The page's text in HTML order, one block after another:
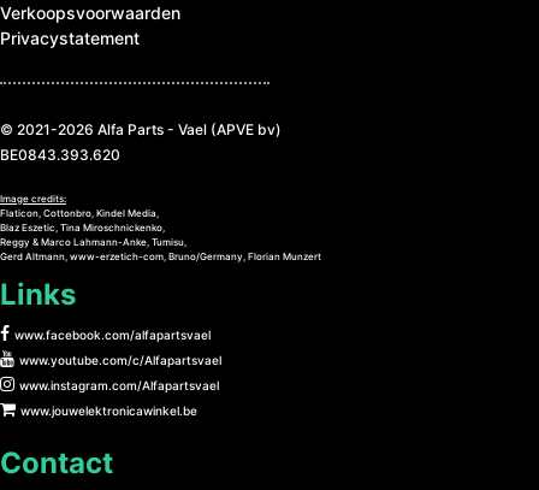
Verkoopsvoorwaarden
Privacystatement
© 2021-2026 Alfa Parts - Vael (APVE bv)
BE0843.393.620
Image credits:
Flaticon, Cottonbro, Kindel Media,
Blaz Eszetic, Tina Miroschnickenko,
Reggy & Marco Lahmann-Anke, Tumisu,
Gerd Altmann, www-erzetich-com, Bruno/Germany, Florian Munzert
Links
www.facebook.com/alfapartsvael
www.youtube.com/c/Alfapartsvael
www.instagram.com/Alfapartsvael
www.jouwelektronicawinkel.be
Contact